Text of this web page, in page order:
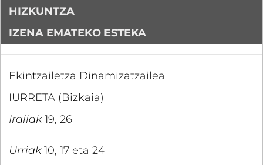
HIZKUNTZA
IZENA EMATEKO ESTEKA
Ekintzailetza Dinamizatzailea
IURRETA (Bizkaia)
Irailak19, 26
Urriak10, 17 eta 24